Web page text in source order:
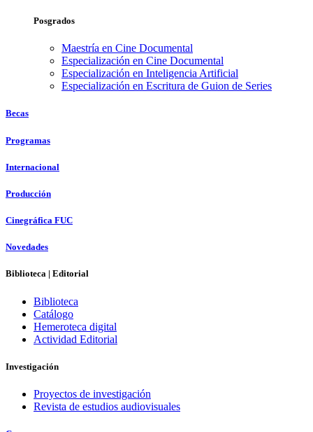
Posgrados
Maestría en Cine Documental
Especialización en Cine Documental
Especialización en Inteligencia Artificial
Especialización en Escritura de Guion de Series
Becas
Programas
Internacional
Producción
Cinegráfica FUC
Novedades
Biblioteca | Editorial
Biblioteca
Catálogo
Hemeroteca digital
Actividad Editorial
Investigación
Proyectos de investigación
Revista de estudios audiovisuales